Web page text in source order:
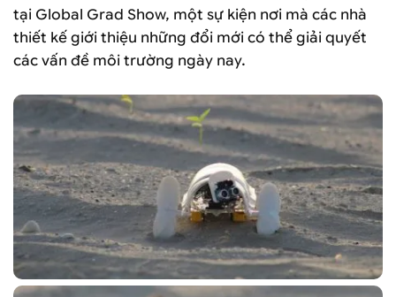
tại Global Grad Show, một sự kiện nơi mà các nhà
thiết kế giới thiệu những đổi mới có thể giải quyết
các vấn đề môi trường ngày nay.